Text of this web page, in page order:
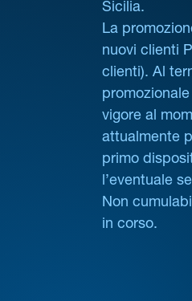
Sicilia.
La
nuovi clienti
clienti). Al
vigore al
attualmente
primo
l’eventuale
Non
in corso.